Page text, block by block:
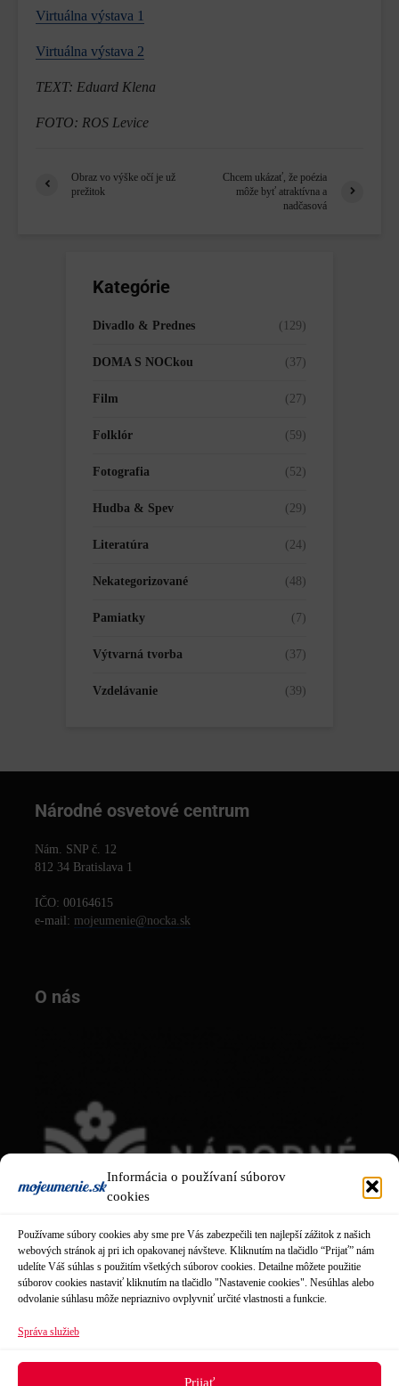
Informácia o používaní súborov
cookies
Používame súbory cookies aby sme pre Vás zabezpečili ten najlepší zážitok z našich
webových stránok aj pri ich opakovanej návšteve. Kliknutím na tlačidlo “Prijať” nám
udelíte Váš súhlas s použitím všetkých súborov cookies. Detailne môžete použitie
súborov cookies nastaviť kliknutím na tlačidlo "Nastavenie cookies". Nesúhlas alebo
odvolanie súhlasu môže nepriaznivo ovplyvniť určité vlastnosti a funkcie.
Správa služieb
Prijať
Virtuálna výstava 1
Virtuálna výstava 2
TEXT: Eduard Klena
FOTO: ROS Levice
Obraz vo výške očí je už
prežitok
Chcem ukázať, že poézia
môže byť atraktívna a
nadčasová
Kategórie
Divadlo & Prednes (129)
DOMA S NOCkou (37)
Film (27)
Folklór (59)
Fotografia (52)
Hudba & Spev (29)
Literatúra (24)
Nekategorizované (48)
Pamiatky (7)
Výtvarná tvorba (37)
Vzdelávanie (39)
Národné osvetové centrum
Nám. SNP č. 12
812 34 Bratislava 1
IČO: 00164615
e-mail: mojeumenie@nocka.sk
O nás
Národným osvetovým centrom